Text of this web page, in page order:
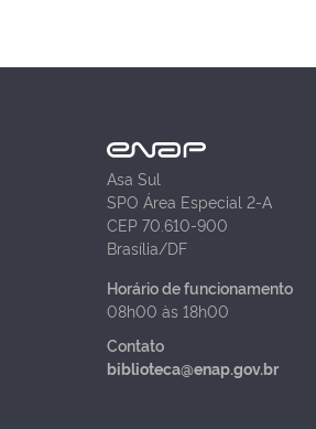
Asa Sul
SPO Área Especial 2-A
CEP 70.610-900
Brasília/DF
Horário de funcionamento
08h00 às 18h00
Contato
biblioteca@enap.gov.br